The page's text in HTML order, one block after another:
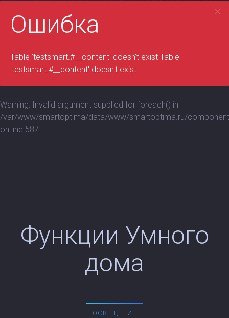
Ошибка
Table 'testsmart.#__content' doesn't exist Table
'testsmart.#__content' doesn't exist
Warning: Invalid argument supplied for foreach() in
/var/www/smartoptima/data/www/smartoptima.ru/
on line 587
Функции Умного
дома
ОСВЕЩЕНИЕ